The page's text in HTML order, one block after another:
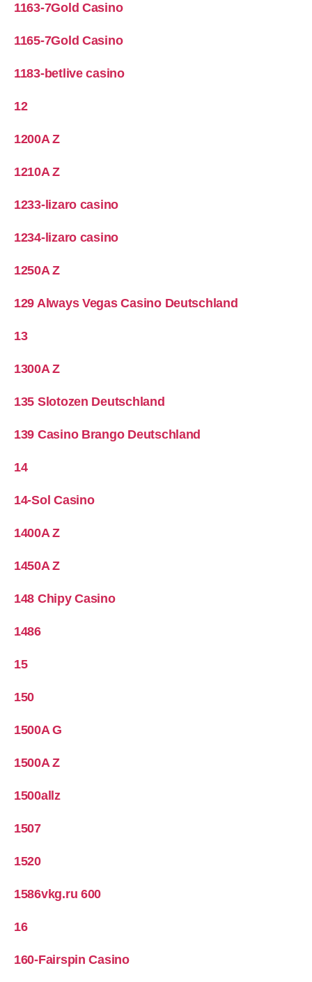
1163-7Gold Casino
1165-7Gold Casino
1183-betlive casino
12
1200A Z
1210A Z
1233-lizaro casino
1234-lizaro casino
1250A Z
129 Always Vegas Casino Deutschland
13
1300A Z
135 Slotozen Deutschland
139 Casino Brango Deutschland
14
14-Sol Casino
1400A Z
1450A Z
148 Chipy Casino
1486
15
150
1500A G
1500A Z
1500allz
1507
1520
1586vkg.ru 600
16
160-Fairspin Casino